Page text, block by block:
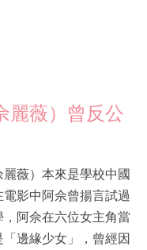
麗薇）曾反公
薇）本來是學校中國
影中阿佘曾揚言試過
阿佘在六位女主角當
邊緣少女」，曾經因